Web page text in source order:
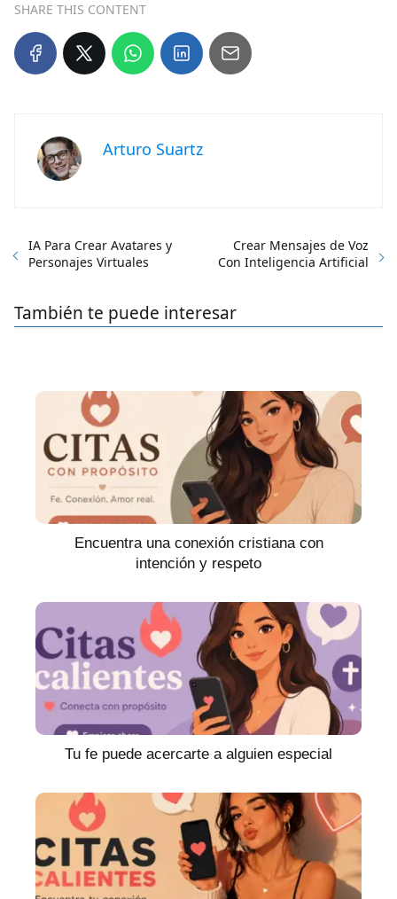
SHARE THIS CONTENT
Arturo Suartz
IA Para Crear Avatares y
Personajes Virtuales
Crear Mensajes de Voz
Con Inteligencia Artificial
También te puede interesar
Encuentra una conexión cristiana con
intención y respeto
Tu fe puede acercarte a alguien especial